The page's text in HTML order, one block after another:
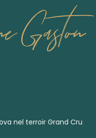
Gaston
nel terroir Grand Cru